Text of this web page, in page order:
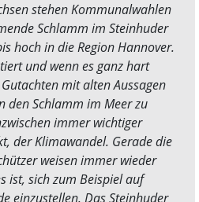
stehen Kommunalwahlen
Schlamm im Steinhuder
hoch in die Region Hannover.
und wenn es ganz hart
mit alten Aussagen
den Schlamm im Meer zu
immer wichtiger
der Klimawandel. Gerade die
weisen immer wieder
ist, sich zum Beispiel auf
einzustellen. Das Steinhuder